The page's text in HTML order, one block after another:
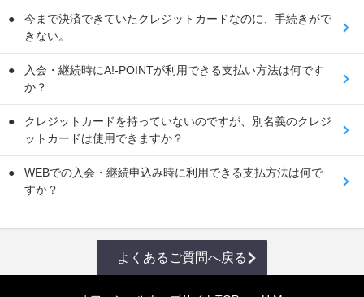
今まで決済できていたクレジットカードなのに、手続きがで
きない。
入会・継続時にA!-POINTが利用できる支払い方法は何です
か？
クレジットカードを持っていないのですが、別名義のクレジ
ットカードは使用できますか？
WEBでの入会・継続申込み時に利用できる支払方法は何で
すか？
よくあるご質問へ戻る